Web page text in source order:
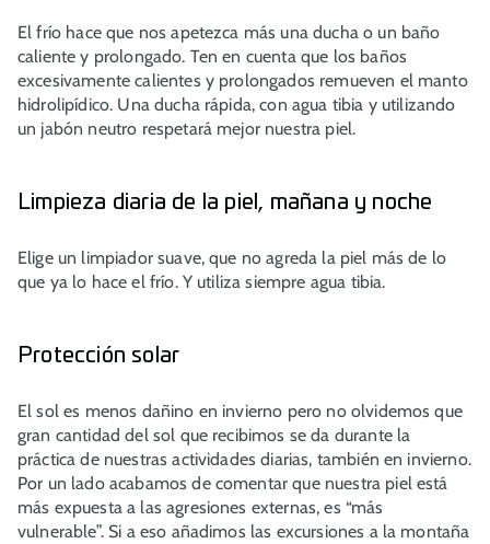
El frío hace que nos apetezca más una ducha o un baño
caliente y prolongado. Ten en cuenta que los baños
excesivamente calientes y prolongados remueven el manto
hidrolipídico. Unaducha rápida, con agua tibia y utilizando
un jabón neutro respetará mejor nuestra piel.
Limpieza diaria de la piel, mañana y noche
Elige un limpiador suave, que no agreda la piel más de lo
que ya lo hace el frío. Y utiliza siempre agua tibia.
Protección solar
El sol es menos dañino en invierno pero no olvidemos que
gran cantidad del sol que recibimos se da durante la
práctica de nuestras actividades diarias, también en invierno.
Por un lado acabamos de comentar que nuestra piel está
más expuesta a las agresiones externas, es “más
vulnerable”. Si a eso añadimos las excursiones a la montaña